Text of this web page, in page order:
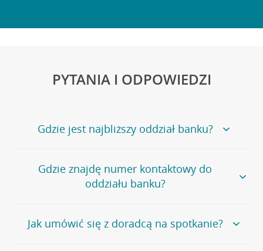
PYTANIA I ODPOWIEDZI
Gdzie jest najbliższy oddział banku?
Jeśli szukasz oddziału naszego banku, zapraszamy na
stronęPlacówki i bankomaty, na której znajduje się
wygodna wyszukiwarka.
oddziałów
Gdzie znajdę numer kontaktowy do
oddziału banku?
Bank Credit Agricole nie udostępnia ogólnego numeru
telefonu do placówki bankowej.
Jak umówić się z doradcą na spotkanie?